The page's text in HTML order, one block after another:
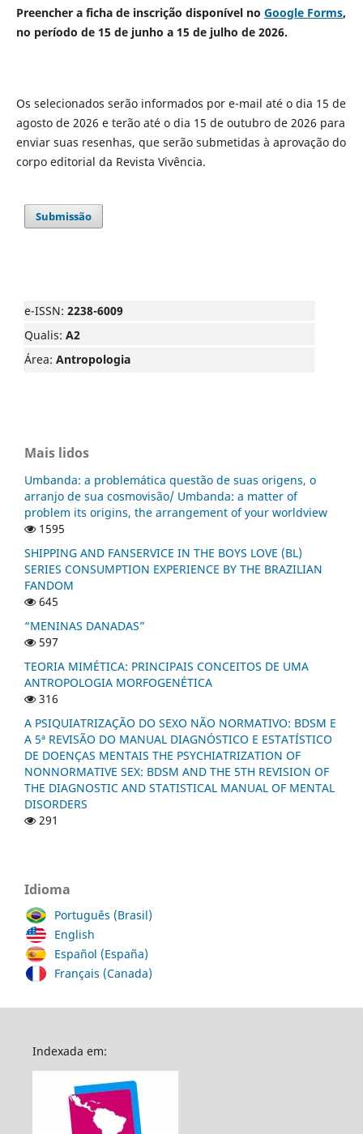
Preencher a ficha de inscrição disponível no Google Forms,
no período de 15 de junho a 15 de julho de 2026.
Os selecionados serão informados por e-mail até o dia 15 de
agosto de 2026 e terão até o dia 15 de outubro de 2026 para
enviar suas resenhas, que serão submetidas à aprovação do
corpo editorial da Revista Vivência.
Submissão
e-ISSN: 2238-6009
Qualis: A2
Área: Antropologia
Mais lidos
Umbanda: a problemática questão de suas origens, o
arranjo de sua cosmovisão/ Umbanda: a matter of
problem its origins, the arrangement of your worldview
1595
SHIPPING AND FANSERVICE IN THE BOYS LOVE (BL)
SERIES CONSUMPTION EXPERIENCE BY THE BRAZILIAN
FANDOM
645
“MENINAS DANADAS”
597
TEORIA MIMÉTICA: PRINCIPAIS CONCEITOS DE UMA
ANTROPOLOGIA MORFOGENÉTICA
316
A PSIQUIATRIZAÇÃO DO SEXO NÃO NORMATIVO: BDSM E
A 5ª REVISÃO DO MANUAL DIAGNÓSTICO E ESTATÍSTICO
DE DOENÇAS MENTAIS THE PSYCHIATRIZATION OF
NONNORMATIVE SEX: BDSM AND THE 5TH REVISION OF
THE DIAGNOSTIC AND STATISTICAL MANUAL OF MENTAL
DISORDERS
291
Idioma
Português (Brasil)
English
Español (España)
Français (Canada)
Indexada em: